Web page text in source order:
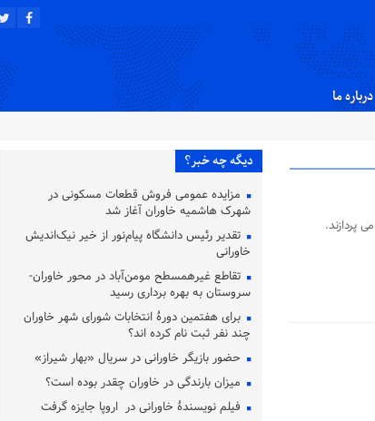
درباره ما
پردازند.
دیگه چه خبر؟
مزایده عمومی فروش قطعات مسکونی در
شهرک هاشمیه خاوران آغاز شد
تقدیر رئیس دانشگاه پیام‌نور از خیر نیک‌اندیش
خاورانی
تقاطع غیرهمسطح مومن‌آباد در محور خاوران-
سروستان به بهره برداری رسید
برای هفتمین دورۀ انتخابات شورای شهر خاوران
چند نفر ثبت نام کرده اند؟
حضور بازیگر خاورانی در سریال «بهار شیراز»
میزان بارندگی در خاوران چقدر بوده است؟
فیلم نویسندۀ خاورانی در اروپا جایزه گرفت